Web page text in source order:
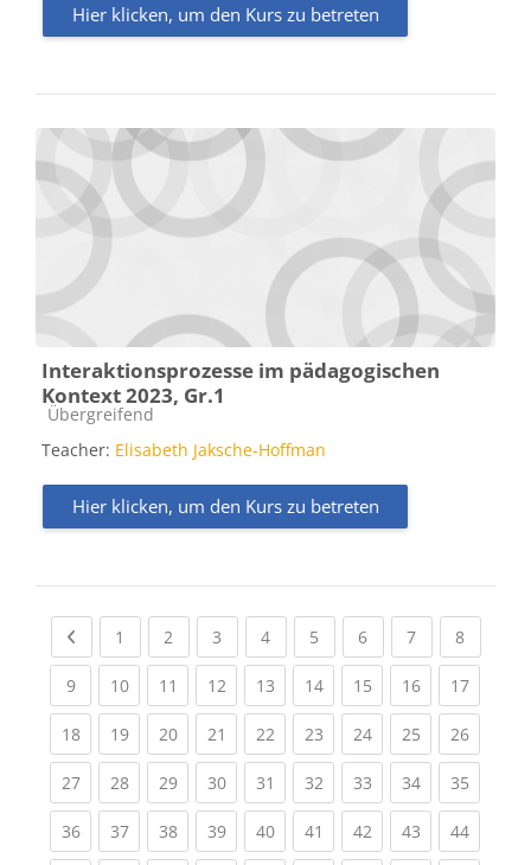
Hier klicken, um den Kurs zu betreten
Interaktionsprozesse im pädagogischen
Kontext 2023, Gr.1
Kursbereich
Übergreifend
Teacher: Elisabeth Jaksche-Hoffman
Hier klicken, um den Kurs zu betreten
Previous page
1 (current)
2 (current)
3 (current)
4(current)
5 (current)
6(current)
7(current)
8(current)
9(current)
10(current)
11 (current)
12(current)
13(current)
14(current)
15(current)
16(current)
17
18(current)
19(current)
20(current)
21 (current)
22(current)
23(current)
24(current)
25(current)
26
27(current)
28(current)
29(current)
30(current)
31 (current)
32(current)
33(current)
34(current)
35
36(current)
37(current)
38(current)
39(current)
40(current)
41 (current)
42(current)
43(current)
44